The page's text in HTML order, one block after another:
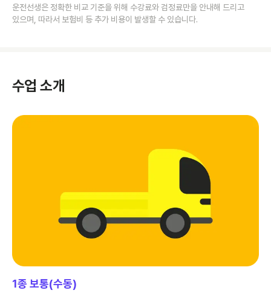
운전선생은 정확한 비교 기준을 위해 수강료와 검정료만을 안내해 드리고
있으며, 따라서 보험비 등 추가 비용이 발생할 수 있습니다.
수업 소개
1종 보통(수동)